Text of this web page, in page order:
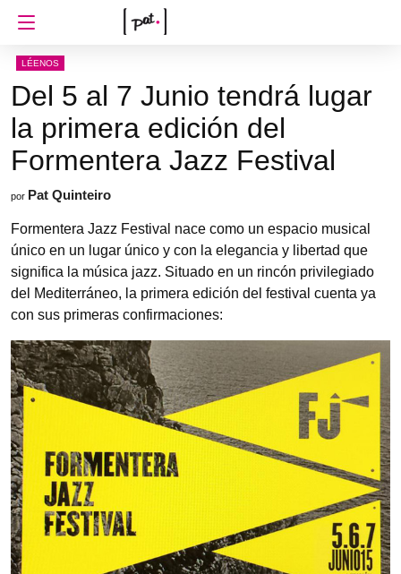
LÉENOS
Del 5 al 7 Junio tendrá lugar
la primera edición del
Formentera Jazz Festival
por Pat Quinteiro
Formentera Jazz Festival nace como un espacio musical
único en un lugar único y con la elegancia y libertad que
significa la música jazz. Situado en un rincón privilegiado
del Mediterráneo, la primera edición del festival cuenta ya
con sus primeras confirmaciones: